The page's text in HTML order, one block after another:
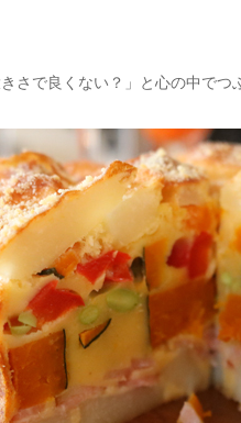
さで良くない？」と心の中でつ